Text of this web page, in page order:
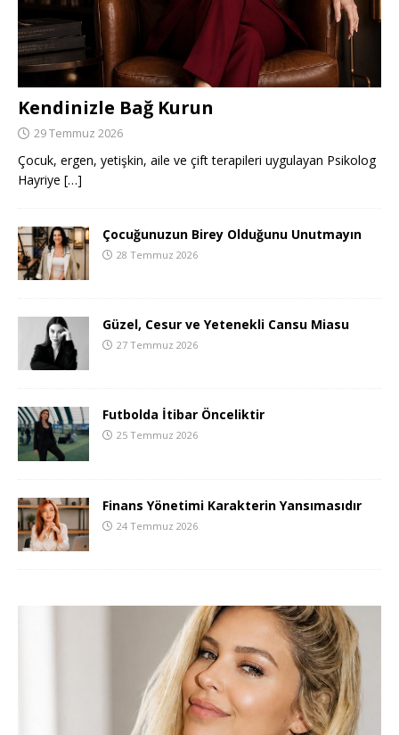
Kendinizle Bağ Kurun
29 Temmuz 2026
Çocuk, ergen, yetişkin, aile ve çift terapileri uygulayan Psikolog
Hayriye […]
Çocuğunuzun Birey Olduğunu Unutmayın
28 Temmuz 2026
Güzel, Cesur ve Yetenekli Cansu Miasu
27 Temmuz 2026
Futbolda İtibar Önceliktir
25 Temmuz 2026
Finans Yönetimi Karakterin Yansımasıdır
24 Temmuz 2026